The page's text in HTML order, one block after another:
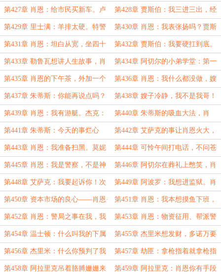
恩：这么快，别是第二个辛普森吧？ 恩：你手下知道就行！
第427章 肖恩：给市民买新车。卢
梭&阿切尔：我TM被代表了？
第428章 贾斯伯：我三进三出，经
验丰富。洛圣都警局：你出来得正是
时候
第429章 里士满：羊排太硬。特警
队：没事，监狱的饭更硬
第430章 肖恩：我表张扬吗？贾斯
伯：张扬到我想犯罪。
第431章 肖恩：坦白从宽，坐四十
年牢就出来了。贾斯伯：你管这叫坦
白？
第432章 贾斯伯：我要硬扛到底。
勒鲁瓦：那我先招了，你慢慢扛
第433章 勒鲁瓦想讲人生故事，肖
恩：你的人生故事将在监狱里继续
第434章 阿切尔的小弟学堂：第一
课，谁都可以惹，别惹肖恩！
第435章 肖恩的下午茶，外加一个
穿脚蹼的侄子！
第436章 肖恩：我什么都没做，嫂
子你冷静点！
第437章 朱蒂斯：你能再说点吗？
肖恩：普希金都搬出来了，还不行？
第438章 嫂子冷静，我不是我哥！
第439章 肖恩：我有游艇。杰克：
梅尔尼克？不相干！
第440章 朱蒂斯的吸血大法，肖
恩：算了还是留着艾伦两个腰子吧！
第441章 朱蒂斯：今天的事烂心
里；肖恩：嫂子，周边忘拿了！
第442章 艾萨克的事让肖恩火大，
好在有灭火器！
第443章 肖恩：我准备扫黑。莫妮
卡：你先扫鬼吧！
第444章 可怜午间打电话，不问苍
生问鬼神！
第445章 肖恩：我是警察，不是神
父，但我能物理超度
第446章 阿切尔在葬礼上憋笑，肖
恩在案发现场“抓鬼”
第448章 艾萨克：我要起诉你！次
级寄生兽：你千万别撤诉！
第449章 阿波罗：我想进监狱。肖
恩：不，你不想。
第450章 资本市场的良心——肖恩·
霍勒斯！
第451章 肖恩：我本想摸鱼下班，
结果地震把领导震没了
第452章 肖恩：警局之事在我，我
今为之，谁敢不从？
第453章 肖恩：物资征用、帮派警
告、市长汇报——三线操作，稳如老
狗
第454章 温士顿：什么叫我的下属
是我的长官？
第455章 杰里米想发财，多诺万要
查账！
第456章 杰里米：什么你预判了我
的预判？
第457章 劫匪：拿枪指着就拿枪指
着，叫我握住你的裤兜干什么？
第458章 阿拉里克吊着胳膊姗姗来 第459章 阿拉里克：肖恩你有手段